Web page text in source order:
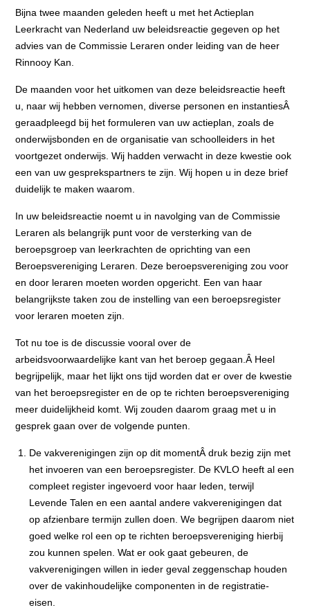
Bijna twee maanden geleden heeft u met het Actieplan
Leerkracht van Nederland uw beleidsreactie gegeven op het
advies van de Commissie Leraren onder leiding van de heer
Rinnooy Kan.
De maanden voor het uitkomen van deze beleidsreactie heeft
u, naar wij hebben vernomen, diverse personen en instantiesÂ
geraadpleegd bij het formuleren van uw actieplan, zoals de
onderwijsbonden en de organisatie van schoolleiders in het
voortgezet onderwijs. Wij hadden verwacht in deze kwestie ook
een van uw gesprekspartners te zijn. Wij hopen u in deze brief
duidelijk te maken waarom.
In uw beleidsreactie noemt u in navolging van de Commissie
Leraren als belangrijk punt voor de versterking van de
beroepsgroep van leerkrachten de oprichting van een
Beroepsvereniging Leraren. Deze beroepsvereniging zou voor
en door leraren moeten worden opgericht. Een van haar
belangrijkste taken zou de instelling van een beroepsregister
voor leraren moeten zijn.
Tot nu toe is de discussie vooral over de
arbeidsvoorwaardelijke kant van het beroep gegaan.Â Heel
begrijpelijk, maar het lijkt ons tijd worden dat er over de kwestie
van het beroepsregister en de op te richten beroepsvereniging
meer duidelijkheid komt. Wij zouden daarom graag met u in
gesprek gaan over de volgende punten.
De vakverenigingen zijn op dit momentÂ druk bezig zijn met
het invoeren van een beroepsregister. De KVLO heeft al een
compleet register ingevoerd voor haar leden, terwijl
Levende Talen en een aantal andere vakverenigingen dat
op afzienbare termijn zullen doen. We begrijpen daarom niet
goed welke rol een op te richten beroepsvereniging hierbij
zou kunnen spelen. Wat er ook gaat gebeuren, de
vakverenigingen willen in ieder geval zeggenschap houden
over de vakinhoudelijke componenten in de registratie-
eisen.